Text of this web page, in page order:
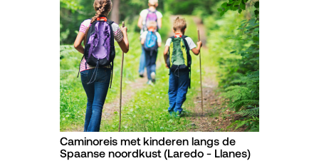
Caminoreis met kinderen langs de
Spaanse noordkust (Laredo - Llanes)